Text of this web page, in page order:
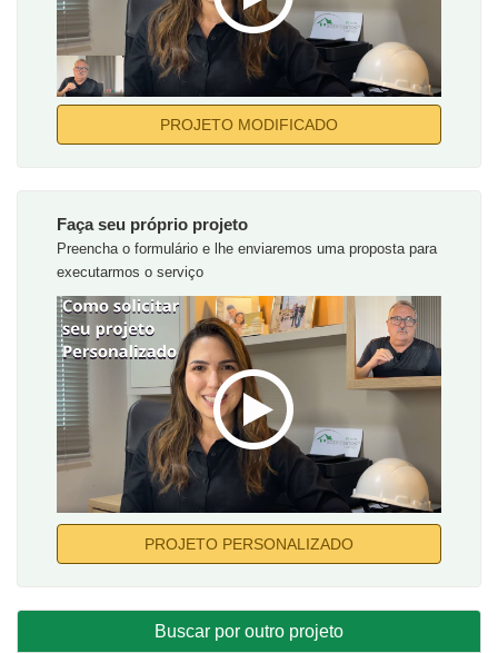
PROJETO MODIFICADO
Faça seu próprio projeto
Preencha o formulário e lhe enviaremos uma proposta para
executarmos o serviço
PROJETO PERSONALIZADO
Buscar por outro projeto